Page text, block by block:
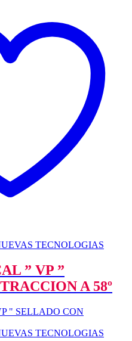
TECNOLOGIAS
” VP ”
A 58º
TECNOLOGIAS